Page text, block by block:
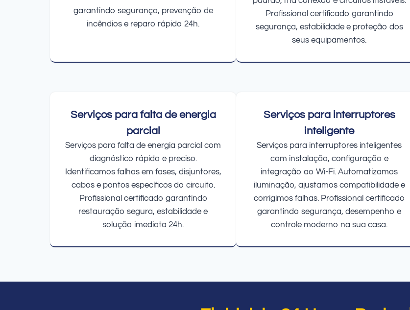
garantindo segurança, prevenção de
incêndios e reparo rápido 24h.
Profissional certificado garantindo
segurança, estabilidade e proteção dos
seus equipamentos.
Serviços para falta de energia
parcial
Serviços para falta de energia parcial com
diagnóstico rápido e preciso.
Identificamos falhas em fases, disjuntores,
cabos e pontos específicos do circuito.
Profissional certificado garantindo
restauração segura, estabilidade e
solução imediata 24h.
Serviços para interruptores
inteligente
Serviços para interruptores inteligentes
com instalação, configuração e
integração ao Wi-Fi. Automatizamos
iluminação, ajustamos compatibilidade e
corrigimos falhas. Profissional certificado
garantindo segurança, desempenho e
controle moderno na sua casa.